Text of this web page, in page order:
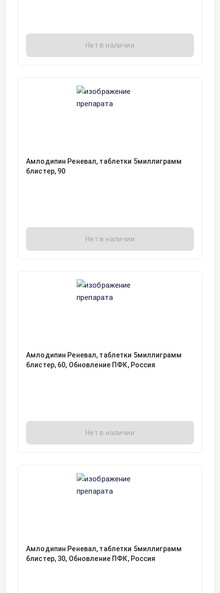
Нет в наличии
Амлодипин Реневал, таблетки 5миллиграмм
блистер, 90
Нет в наличии
Амлодипин Реневал, таблетки 5миллиграмм
блистер, 60, Обновление ПФК, Россия
Нет в наличии
Амлодипин Реневал, таблетки 5миллиграмм
блистер, 30, Обновление ПФК, Россия